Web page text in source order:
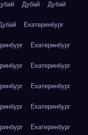
Дубай Дубай
Екатеринбург
Екатеринбург
Екатеринбург
Екатеринбург
Екатеринбург
Екатеринбург